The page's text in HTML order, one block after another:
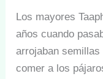
Los mayores
años cuando
arrojaban
comer a los